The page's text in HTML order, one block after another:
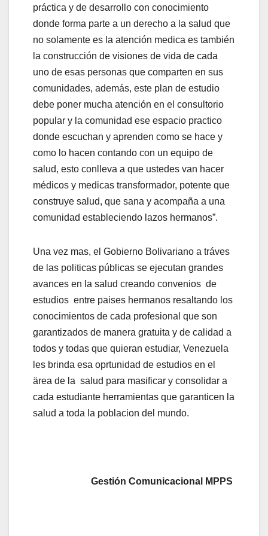
práctica y de desarrollo con conocimiento
donde forma parte a un derecho a la salud que
no solamente es la atención medica es también
la construcción de visiones de vida de cada
uno de esas personas que comparten en sus
comunidades, además, este plan de estudio
debe poner mucha atención en el consultorio
popular y la comunidad ese espacio practico
donde escuchan y aprenden como se hace y
como lo hacen contando con un equipo de
salud, esto conlleva a que ustedes van hacer
médicos y medicas transformador, potente que
construye salud, que sana y acompaña a una
comunidad estableciendo lazos hermanos”.
Una vez mas, el Gobierno Bolivariano a tráves
de las politicas públicas se ejecutan grandes
avances en la salud creando convenios de
estudios entre paises hermanos resaltando los
conocimientos de cada profesional que son
garantizados de manera gratuita y de calidad a
todos y todas que quieran estudiar, Venezuela
les brinda esa oprtunidad de estudios en el
ärea de la salud para masificar y consolidar a
cada estudiante herramientas que garanticen la
salud a toda la poblacion del mundo.
Gestión Comunicacional MPPS